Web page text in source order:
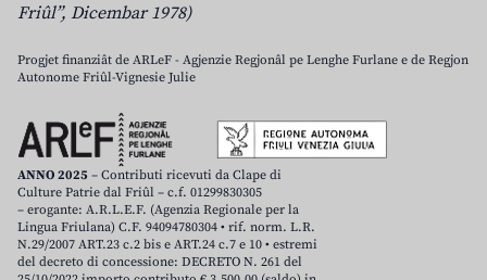
Friûl”, Dicembar 1978)
Progjet finanziât de ARLeF - Agjenzie Regjonâl pe Lenghe Furlane e de Regjon
Autonome Friûl-Vignesie Julie
ANNO 2025 – Contributi ricevuti da Clape di
Culture Patrie dal Friûl – c.f. 01299830305
– erogante: A.R.L.E.F. (Agenzia Regionale per la
Lingua Friulana) C.F. 94094780304 • rif. norm. L.R.
N.29/2007 ART.23 c.2 bis e ART.24 c.7 e 10 • estremi
del decreto di concessione: DECRETO N. 261 del